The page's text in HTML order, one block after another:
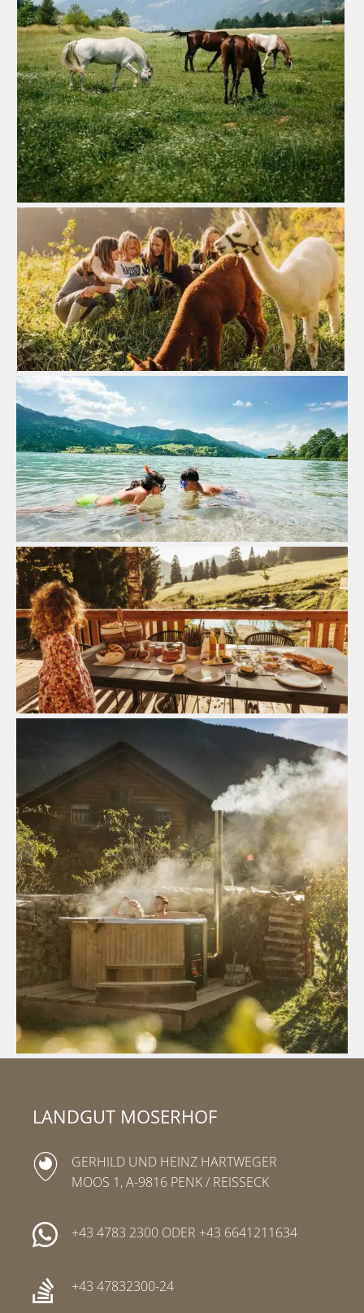
Zur Reitanlage
Bio Bauernhof
Zum Bauernhof
Wasserreich
Zum Strand
Kulinarik
Zum Gutshaus
Chalet Wellness
Zum Badehäusl
LANDGUT MOSERHOF
GERHILD UND HEINZ HARTWEGER
MOOS 1, A-9816 PENK / REISSECK
+43 4783 2300 ODER +43 6641211634
+43 47832300-24